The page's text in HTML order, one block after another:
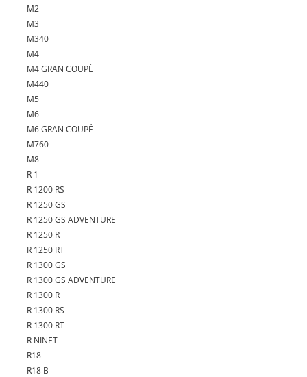
M2
M3
M340
M4
M4 GRAN COUPÉ
M440
M5
M6
M6 GRAN COUPÉ
M760
M8
R 1
R 1200 RS
R 1250 GS
R 1250 GS ADVENTURE
R 1250 R
R 1250 RT
R 1300 GS
R 1300 GS ADVENTURE
R 1300 R
R 1300 RS
R 1300 RT
R NINET
R18
R18 B